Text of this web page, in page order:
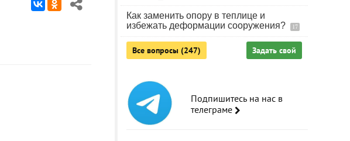
Как заменить опору в теплице и
избежать деформации сооружения?
17
Все вопросы (247) Задать свой
Подпишитесь на нас в
телеграме